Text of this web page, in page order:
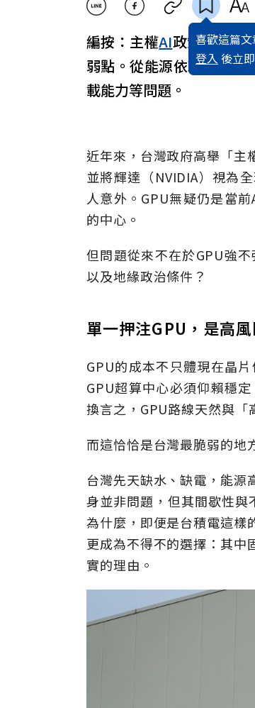
喜歡這篇文
登入 後立
編按：主權AI政策若忽略
弱點。從能源依賴到AI架
載能力等問題。
近年來，台灣政府高舉「主
並將輝達（NVIDIA）視為
人意外。GPU無疑仍是當
的中心。
但問題從來不在於GPU強
以及地緣政治條件？
單一押注GPU，是高
GPU的成本不只體現在晶
GPU超算中心必須仰賴穩
換言之，GPU路線天然與「
而這恰恰是台灣最脆弱的地
台灣先天缺水、缺電，能源
身並非問題，但其間歇性與
為什麼，即便是台積電這樣
更成為不得不的選擇：其中
實的理由。